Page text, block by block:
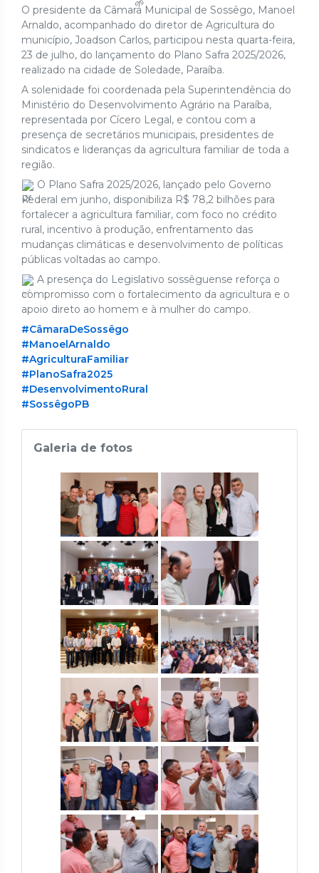
O presidente da Câmara Municipal de Sossêgo, Manoel
Arnaldo, acompanhado do diretor de Agricultura do
município, Joadson Carlos, participou nesta quarta-feira,
23 de julho, do lançamento do Plano Safra 2025/2026,
realizado na cidade de Soledade, Paraíba.
A solenidade foi coordenada pela Superintendência do
Ministério do Desenvolvimento Agrário na Paraíba,
representada por Cícero Legal, e contou com a
presença de secretários municipais, presidentes de
sindicatos e lideranças da agricultura familiar de toda a
região.
O Plano Safra 2025/2026, lançado pelo Governo
Federal em junho, disponibiliza R$ 78,2 bilhões para
fortalecer a agricultura familiar, com foco no crédito
rural, incentivo à produção, enfrentamento das
mudanças climáticas e desenvolvimento de políticas
públicas voltadas ao campo.
A presença do Legislativo sossêguense reforça o
compromisso com o fortalecimento da agricultura e o
apoio direto ao homem e à mulher do campo.
#CâmaraDeSossêgo
#ManoelArnaldo
#AgriculturaFamiliar
#PlanoSafra2025
#DesenvolvimentoRural
#SossêgoPB
Galeria de fotos